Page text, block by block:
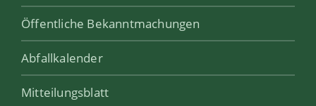
Öffentliche Bekanntmachungen
Abfallkalender
Mitteilungsblatt